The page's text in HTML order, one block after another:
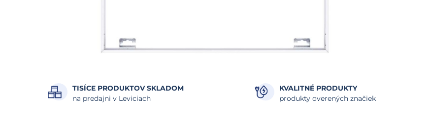
TISÍCE PRODUKTOV SKLADOM
na predajni v Leviciach
KVALITNÉ PRODUKTY
produkty overených značiek